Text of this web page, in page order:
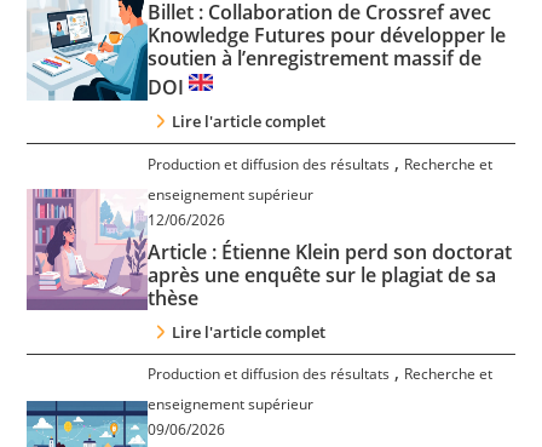
Nous suivre
Billet : Collaboration de Crossref avec
Knowledge Futures pour développer le
soutien à l’enregistrement massif de
DOI
Lire l'article complet
Production et diffusion des résultats , Recherche et
enseignement supérieur
12/06/2026
Article : Étienne Klein perd son doctorat
après une enquête sur le plagiat de sa
thèse
Lire l'article complet
Production et diffusion des résultats , Recherche et
enseignement supérieur
09/06/2026